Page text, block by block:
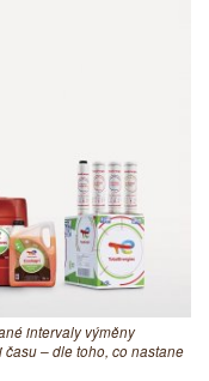
intervaly výměny
– dle toho, co nastane